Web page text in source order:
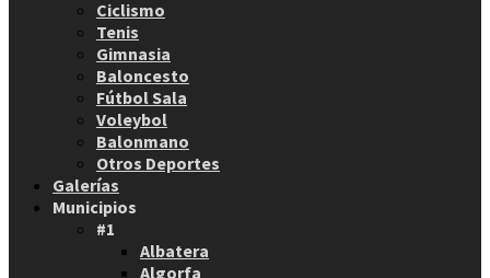
Ciclismo
Tenis
Gimnasia
Baloncesto
Fútbol Sala
Voleybol
Balonmano
Otros Deportes
Galerías
Municipios
#1
Albatera
Algorfa